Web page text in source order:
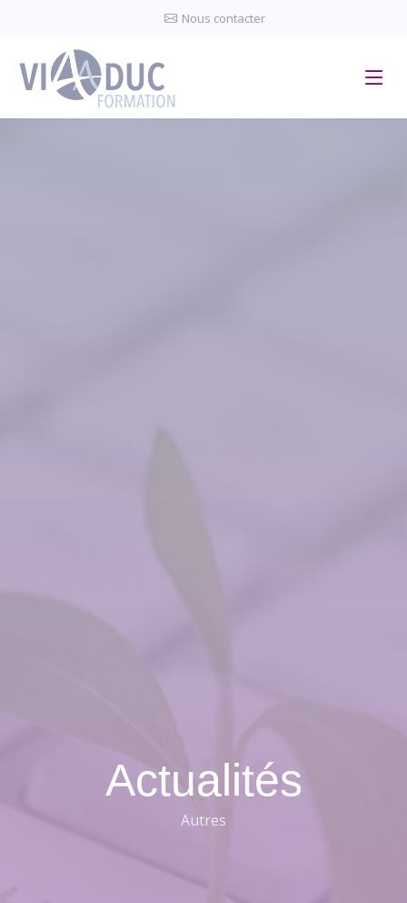
Nous contacter
Actualités
Autres
Panneau de gestion des cookies